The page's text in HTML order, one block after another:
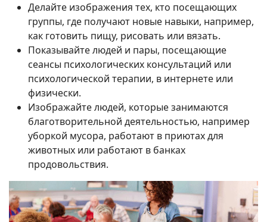
Делайте изображения тех, кто посещающих
группы, где получают новые навыки, например,
как готовить пищу, рисовать или вязать.
Показывайте людей и пары, посещающие
сеансы психологических консультаций или
психологической терапии, в интернете или
физически.
Изображайте людей, которые занимаются
благотворительной деятельностью, например
уборкой мусора, работают в приютах для
животных или работают в банках
продовольствия.